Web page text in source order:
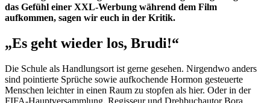
das Gefühl einer XXL-Werbung während dem Film
aufkommen, sagen wir euch in der Kritik.
„Es geht wieder los, Brudi!“
Die Schule als Handlungsort ist gerne gesehen. Nirgendwo anders
sind pointierte Sprüche sowie aufkochende Hormon gesteuerte
Menschen leichter in einen Raum zu stopfen als hier. Oder in der
FIFA-Hauptversammlung. Regisseur und Drehbuchautor Bora